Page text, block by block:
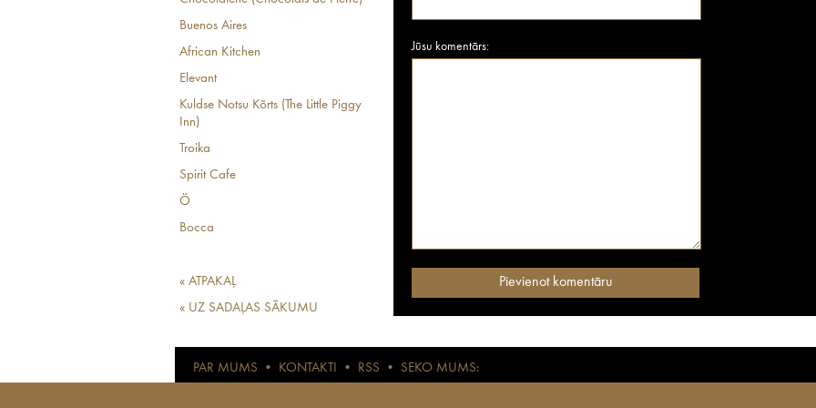
Buenos Aires
African Kitchen
Elevant
Kuldse Notsu Kõrts (The Little Piggy
Inn)
Troika
Spirit Cafe
Ö
Bocca
« ATPAKAĻ
« UZ SADAĻAS SĀKUMU
Jūsu komentārs:
PAR MUMS • KONTAKTI • RSS • SEKO MUMS: